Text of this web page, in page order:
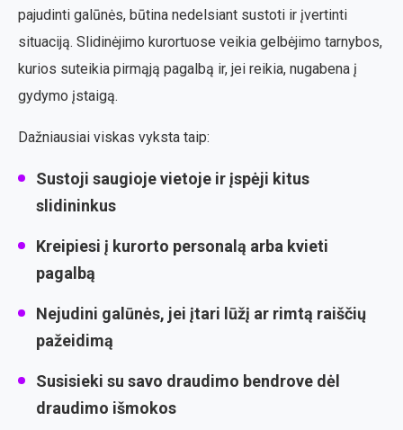
pajudinti galūnės, būtina nedelsiant sustoti ir įvertinti
situaciją. Slidinėjimo kurortuose veikia gelbėjimo tarnybos,
kurios suteikia pirmąją pagalbą ir, jei reikia, nugabena į
gydymo įstaigą.
Dažniausiai viskas vyksta taip:
Sustoji saugioje vietoje ir įspėji kitus
slidininkus
Kreipiesi į kurorto personalą arba kvieti
pagalbą
Nejudini galūnės, jei įtari lūžį ar rimtą raiščių
pažeidimą
Susisieki su savo draudimo bendrove dėl
draudimo išmokos